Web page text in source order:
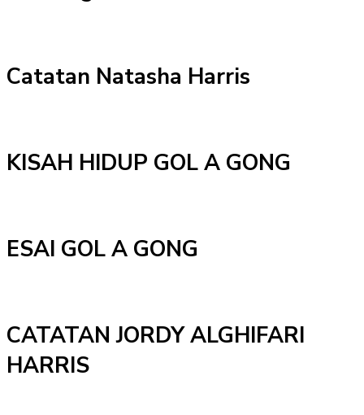
Catatan Natasha Harris
KISAH HIDUP GOL A GONG
ESAI GOL A GONG
CATATAN JORDY ALGHIFARI
HARRIS